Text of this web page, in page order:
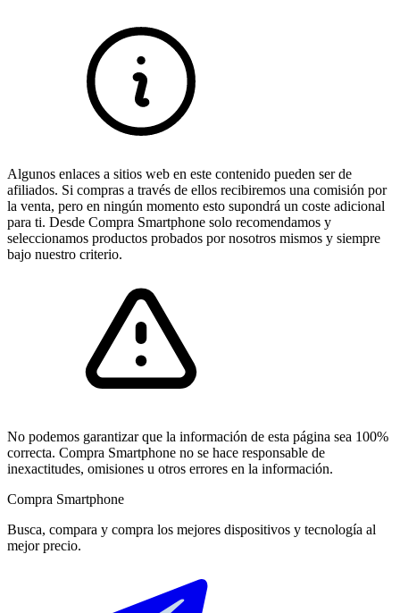
Algunos enlaces a sitios web en este contenido pueden ser de
afiliados. Si compras a través de ellos recibiremos una comisión por
la venta, pero en ningún momento esto supondrá un coste adicional
para ti. Desde Compra Smartphone solo recomendamos y
seleccionamos productos probados por nosotros mismos y siempre
bajo nuestro criterio.
No podemos garantizar que la información de esta página sea 100%
correcta. Compra Smartphone no se hace responsable de
inexactitudes, omisiones u otros errores en la información.
Compra Smartphone
Busca, compara y compra los mejores dispositivos y tecnología al
mejor precio.